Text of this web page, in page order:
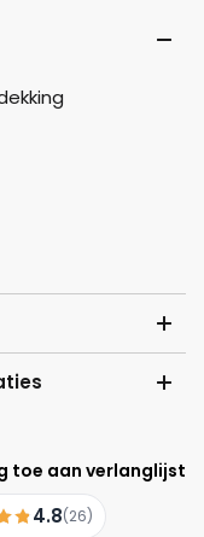
toe aan verlanglijst
4.8(26)